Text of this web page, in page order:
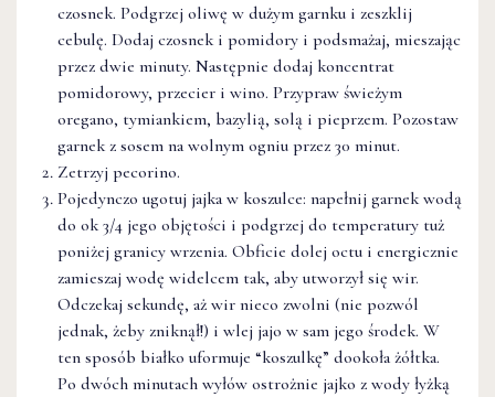
czosnek. Podgrzej oliwę w dużym garnku i zeszklij
cebulę. Dodaj czosnek i pomidory i podsmażaj, mieszając
przez dwie minuty. Następnie dodaj koncentrat
pomidorowy, przecier i wino. Przypraw świeżym
oregano, tymiankiem, bazylią, solą i pieprzem. Pozostaw
garnek z sosem na wolnym ogniu przez 30 minut.
Zetrzyj pecorino.
Pojedynczo ugotuj jajka w koszulce: napełnij garnek wodą
do ok 3/4 jego objętości i podgrzej do temperatury tuż
poniżej granicy wrzenia. Obficie dolej octu i energicznie
zamieszaj wodę widelcem tak, aby utworzył się wir.
Odczekaj sekundę, aż wir nieco zwolni (nie pozwól
jednak, żeby zniknął!) i wlej jajo w sam jego środek. W
ten sposób białko uformuje “koszulkę” dookoła żółtka.
Po dwóch minutach wyłów ostrożnie jajko z wody łyżką